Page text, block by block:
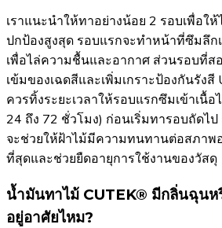
เราแนะนำให้ทาอย่างน้อย 2 รอบเพื่อใ
ปกป้องสูงสุด รอบแรกจะทำหน้าที่ซึมลึก
เพื่อไล่ความชื้นและอากาศ ส่วนรอบที่ส
เข้มของเฉดสีและเพิ่มเกราะป้องกันรัง
ควรทิ้งระยะเวลาให้รอบแรกซึมเข้าเนื้
24 ถึง 72 ชั่วโมง) ก่อนเริ่มทารอบถัดไ
จะช่วยให้ฝ้าไม้มีความทนทานต่อสภาพ
ที่สุดและช่วยยืดอายุการใช้งานของวัสดุ
น้ำมันทาไม้ CUTEK® มีกลิ่นฉุนห
อยู่อาศัยไหม?